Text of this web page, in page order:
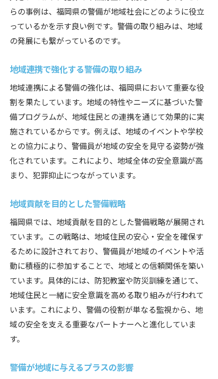
らの事例は、福岡県の警備が地域社会にどのように役立
っているかを示す良い例です。警備の取り組みは、地域
の発展にも繋がっているのです。
地域連携で強化する警備の取り組み
地域連携による警備の強化は、福岡県において重要な役
割を果たしています。地域の特性やニーズに基づいた警
備プログラムが、地域住民との連携を通じて効果的に実
施されているからです。例えば、地域のイベントや学校
との協力により、警備員が地域の安全を見守る姿勢が強
化されています。これにより、地域全体の安全意識が高
まり、犯罪抑止につながっています。
地域貢献を目的とした警備戦略
福岡県では、地域貢献を目的とした警備戦略が展開され
ています。この戦略は、地域住民の安心・安全を確保す
るために設計されており、警備員が地域のイベントや活
動に積極的に参加することで、地域との信頼関係を築い
ています。具体的には、防犯教室や防災訓練を通じて、
地域住民と一緒に安全意識を高める取り組みが行われて
います。これにより、警備の役割が単なる監視から、地
域の安全を支える重要なパートナーへと進化していま
す。
警備が地域に与えるプラスの影響